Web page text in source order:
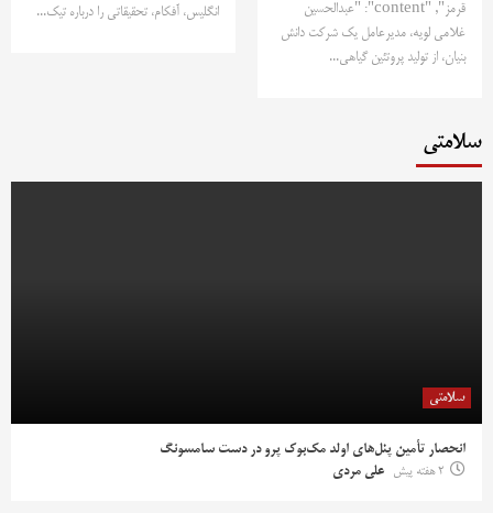
قرمز", "content": "عبدالحسین
غلامی لویه، مدیرعامل یک شرکت دانش
بنیان، از تولید پروتئین گیاهی...
انگلیس، آفکام، تحقیقاتی را درباره تیک...
سلامتی
سلامتی
انحصار تأمین پنل‌های اولد مک‌بوک پرو در دست سامسونگ
2 هفته پیش
علی مردی